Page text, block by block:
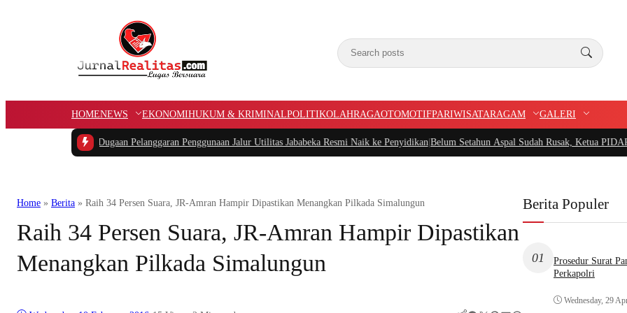
HOMENEWS EKONOMIHUKUM & KRIMINALPOLITIKOLAHRAGAOTOMOTIFPARIWISATARAGAM GALERI
Kasus Dugaan Pelanggaran Penggunaan Jalur Utilitas Jababeka Resmi Naik ke Penyidikan|Belum Setahun Aspal Sudah Rusak, Ketua PIDAR Papua Barat
Home » Berita » Raih 34 Persen Suara, JR-Amran Hampir Dipastikan Menangkan Pilkada Simalungun
Raih 34 Persen Suara, JR-Amran Hampir Dipastikan
Menangkan Pilkada Simalungun
Berita Populer
01
Prosedur Surat
Perkapolri
Wednesday, 29